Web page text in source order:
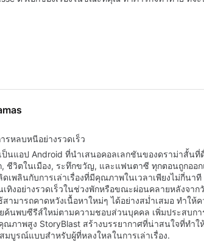
หลบหนีอย่างรวดเร็ว
ป็นแอป Android ที่นำเสนอคอลเลกชันของดราม่าสั้น
ชีวิตในเมือง, ระทึกขวัญ, และแฟนตาซี ทุกตอนถูกออ
เพลินกับการเล่าเรื่องที่มีคุณภาพในเวลาเพียงไม่กี่นาที
ทิงอย่างรวดเร็วในช่วงพักหรือขณะผ่อนคลายหลังจาก
ามารถคาดหวังเนื้อหาใหม่ๆ ได้อย่างสม่ำเสมอ ทำให้
ค้นพบซีรีส์ใหม่ตามความชอบส่วนบุคคล เพิ่มประสบก
ณภาพสูง StoryBlast สร้างบรรยากาศที่น่าสนใจที่ทำใ
มบูรณ์แบบสำหรับผู้ที่หลงใหลในการเล่าเรื่อง.